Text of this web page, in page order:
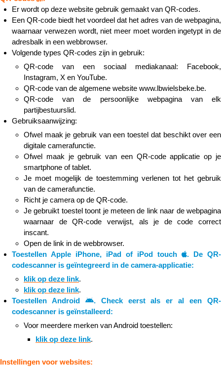
Er wordt op deze website gebruik gemaakt van QR-codes.
Een QR-code biedt het voordeel dat het adres van de webpagina,
waarnaar verwezen wordt, niet meer moet worden ingetypt in de
adresbalk in een webbrowser.
Volgende types QR-codes zijn in gebruik:
QR-code van een sociaal mediakanaal: Facebook,
Instagram, X en YouTube.
QR-code van de algemene website www.lbwielsbeke.be.
QR-code van de persoonlijke webpagina van elk
partijbestuurslid.
Gebruiksaanwijzing:
Ofwel maak je gebruik van een toestel dat beschikt over een
digitale camerafunctie.
Ofwel maak je gebruik van een QR-code applicatie op je
smartphone of tablet.
Je moet mogelijk de toestemming verlenen tot het gebruik
van de camerafunctie.
Richt je camera op de QR-code.
Je gebruikt toestel toont je meteen de link naar de webpagina
waarnaar de QR-code verwijst, als je de code correct
inscant.
Open de link in de webbrowser.
Toestellen Apple iPhone, iPad of iPod touch
. De QR-
codescanner is geïntegreerd in de camera-applicatie:
klik op deze link.​​​​​​​
klik op deze link.​​​​​​​
Toestellen Android
. Check eerst als er al een QR-
codescanner is geïnstalleerd:
Voor meerdere merken van Android toestellen:
klik op deze link.​​​​​​​
Instellingen voor websites: